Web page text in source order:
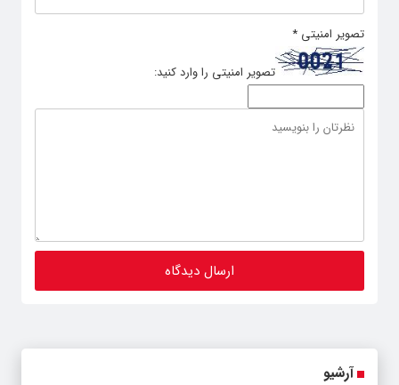
تصویر امنیتی*
آرشیو